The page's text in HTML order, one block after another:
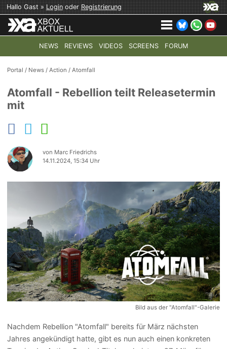
Hallo Gast »LoginoderRegistrierung
NEWS REVIEWS VIDEOS SCREENS FORUM
TOP-THEMEN: COD: MODERN WARFARE 4 HALO:
Portal / News /Action /Atomfall
Atomfall - Rebellion teilt Releasetermin
mit
von Marc Friedrichs
14.11.2024, 15:34 Uhr
Bild aus der "Atomfall"-Galerie
Nachdem Rebellion "Atomfall" bereits für März nächsten
Jahres angekündigt hatte, gibt es nun auch einen konkreten